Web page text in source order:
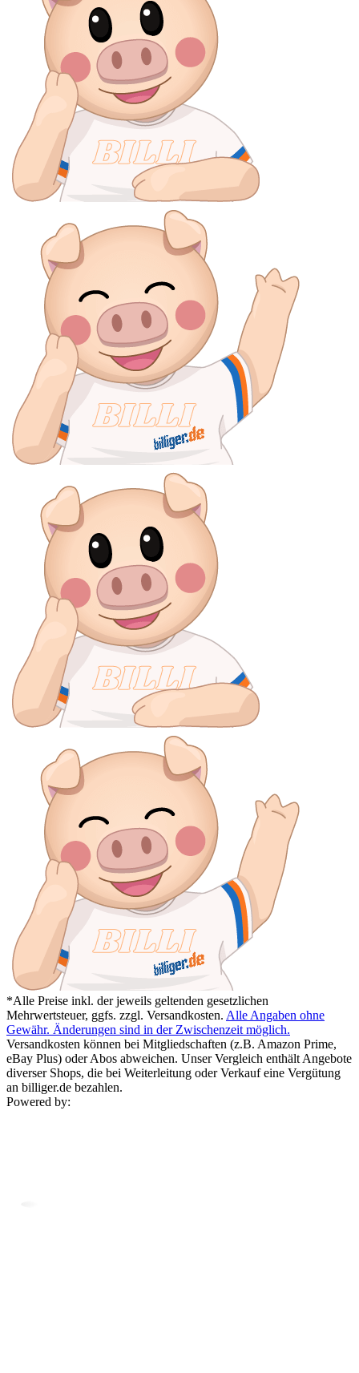
*Alle Preise inkl. der jeweils geltenden gesetzlichen
Mehrwertsteuer, ggfs. zzgl. Versandkosten. Alle Angaben ohne
Gewähr. Änderungen sind in der Zwischenzeit möglich.
Versandkosten können bei Mitgliedschaften (z.B. Amazon Prime,
eBay Plus) oder Abos abweichen. Unser Vergleich enthält Angebote
diverser Shops, die bei Weiterleitung oder Verkauf eine Vergütung
an billiger.de bezahlen.
Powered by: